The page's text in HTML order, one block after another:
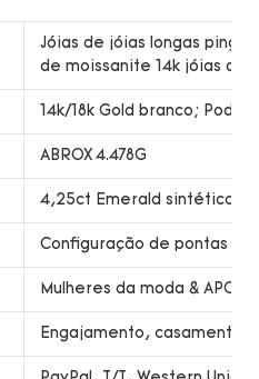
Jóias de jóias longas
de moissanite 14k jóias de
14k/18k Gold branco;
ABROX 4.478G
4,25ct Emerald sintético
Configuração de pontas
Mulheres da moda & APOS;
Engajamento,